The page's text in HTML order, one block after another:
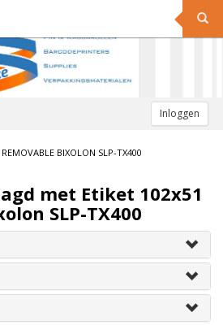
Inloggen
BIXOLON SLP-TX400
met Etiket 102x51
SLP-TX400